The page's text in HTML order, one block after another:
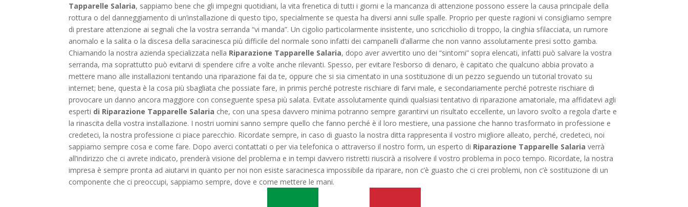
Tapparelle Salaria, sappiamo bene che gli impegni quotidiani, la vita frenetica di tutti i giorni e la mancanza di attenzione possono essere la causa principale della
rottura o del danneggiamento di un’installazione di questo tipo, specialmente se questa ha diversi anni sulle spalle. Proprio per queste ragioni vi consigliamo sempre
di prestare attenzione ai segnali che la vostra serranda “vi manda”. Un cigolio particolarmente insistente, uno scricchiolio di troppo, la cinghia sfilacciata, un rumore
anomalo e la salita o la discesa della saracinesca più difficile del normale sono infatti dei campanelli d’allarme che non vanno assolutamente presi sotto gamba.
Chiamando la nostra azienda specializzata nella Riparazione Tapparelle Salaria, dopo aver avvertito uno dei “sintomi” sopra elencati, infatti può salvare la vostra
serranda, ma soprattutto può evitarvi di spendere cifre a volte anche rilevanti. Spesso, per evitare l’esborso di denaro, è capitato che qualcuno abbia provato a
mettere mano alle installazioni tentando una riparazione fai da te, oppure che si sia cimentato in una sostituzione di un pezzo seguendo un tutorial trovato su
internet; bene, questa è la cosa più sbagliata che possiate fare, in primis perché potreste rischiare di farvi male, e secondariamente perché potreste rischiare di
provocare un danno ancora maggiore con conseguente spesa più salata. Evitate assolutamente quindi qualsiasi tentativo di riparazione amatoriale, ma affidatevi agli
esperti di Riparazione Tapparelle Salaria che, con una spesa davvero minima potranno sempre garantirvi un risultato eccellente, un lavoro svolto a regola d’arte e
la rinascita della vostra installazione. I nostri uomini sanno sempre quello che fanno perché è il loro mestiere, una passione che hanno trasformato in professione e
credeteci, la nostra professione ci piace parecchio. Ricordate sempre, in caso di guasto la nostra ditta rappresenta il vostro migliore alleato, perché, credeteci, noi
sappiamo sempre cosa e come fare. Dopo averci contattati o per via telefonica o attraverso il nostro form, un esperto di Riparazione Tapparelle Salaria verrà
all’indirizzo che ci avrete indicato, prenderà visione del problema e in tempi davvero ristretti riuscirà a risolvere il vostro problema in poco tempo. Ricordate, la nostra
impresa è sempre pronta ad aiutarvi in quanto per noi non esiste saracinesca impossibile da riparare, non c’è guasto che ci crei problemi, non c’è sostituzione di un
componente che ci preoccupi, sappiamo sempre, dove e come mettere le mani.